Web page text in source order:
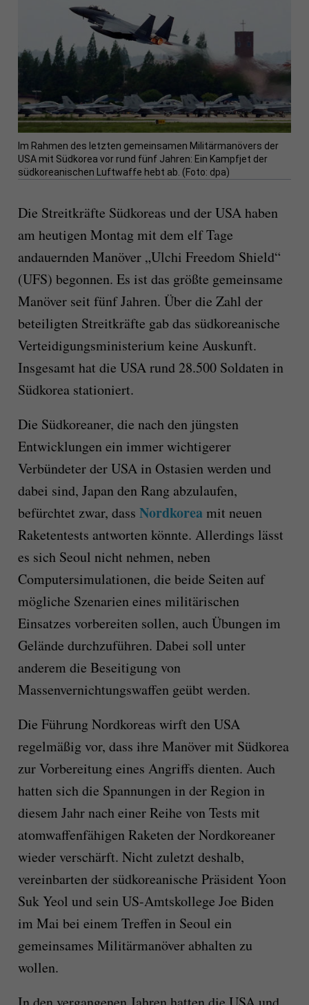
Im Rahmen des letzten gemeinsamen Militärmanövers der
USA mit Südkorea vor rund fünf Jahren: Ein Kampfjet der
südkoreanischen Luftwaffe hebt ab. (Foto: dpa)
Die Streitkräfte Südkoreas und der USA haben
am heutigen Montag mit dem elf Tage
andauernden Manöver „Ulchi Freedom Shield“
(UFS) begonnen. Es ist das größte gemeinsame
Manöver seit fünf Jahren. Über die Zahl der
beteiligten Streitkräfte gab das südkoreanische
Verteidigungsministerium keine Auskunft.
Insgesamt hat die USA rund 28.500 Soldaten in
Südkorea stationiert.
Die Südkoreaner, die nach den jüngsten
Entwicklungen ein immer wichtigerer
Verbündeter der USA in Ostasien werden und
dabei sind, Japan den Rang abzulaufen,
befürchtet zwar, dass Nordkoreamit neuen
Raketentests antworten könnte. Allerdings lässt
es sich Seoul nicht nehmen, neben
Computersimulationen, die beide Seiten auf
mögliche Szenarien eines militärischen
Einsatzes vorbereiten sollen, auch Übungen im
Gelände durchzuführen. Dabei soll unter
anderem die Beseitigung von
Massenvernichtungswaffen geübt werden.
Die Führung Nordkoreas wirft den USA
regelmäßig vor, dass ihre Manöver mit Südkorea
zur Vorbereitung eines Angriffs dienten. Auch
hatten sich die Spannungen in der Region in
diesem Jahr nach einer Reihe von Tests mit
atomwaffenfähigen Raketen der Nordkoreaner
wieder verschärft. Nicht zuletzt deshalb,
vereinbarten der südkoreanische Präsident Yoon
Suk Yeol und sein US-Amtskollege Joe Biden
im Mai bei einem Treffen in Seoul ein
gemeinsames Militärmanöver abhalten zu
wollen.